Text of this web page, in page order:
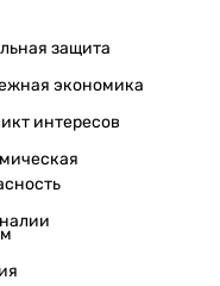
защита
экономика
интересов